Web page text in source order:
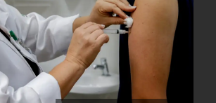
Economia
Educação
Infraestrutura
Internacional
Política
Saúde
Tempo